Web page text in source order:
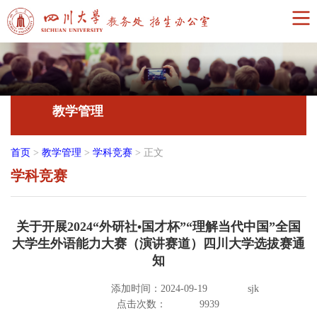
教学管理
首页 > 教学管理 > 学科竞赛 > 正文
学科竞赛
关于开展2024“外研社•国才杯”“理解当代中国”全国
大学生外语能力大赛（演讲赛道）四川大学选拔赛通
知
添加时间：2024-09-19
sjk
点击次数：
9939